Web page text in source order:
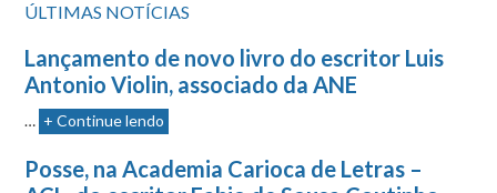
ÚLTIMAS NOTÍCIAS
Lançamento de novo livro do escritor Luis
Antonio Violin, associado da ANE
… + Continue lendo
Posse, na Academia Carioca de Letras –